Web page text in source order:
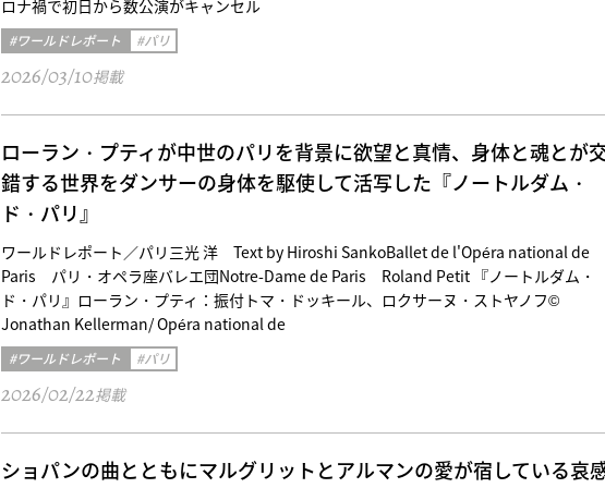
ロナ禍で初日から数公演がキャンセル
#ワールドレポート #パリ
2026/03/10掲載
ローラン・プティが中世のパリを背景に欲望と真情、身体と魂とが
錯する世界をダンサーの身体を駆使して活写した『ノートルダム・
ド・パリ』
ワールドレポート／パリ三光 洋 Text by Hiroshi SankoBallet de l'Opéra national de
Paris パリ・オペラ座バレエ団Notre-Dame de Paris Roland Petit 『ノートルダム・
ド・パリ』ローラン・プティ：振付トマ・ドッキール、ロクサーヌ・ストヤノフ©
Jonathan Kellerman/ Opéra national de
#ワールドレポート #パリ
2026/02/22掲載
ショパンの曲とともにマルグリットとアルマンの愛が宿している哀